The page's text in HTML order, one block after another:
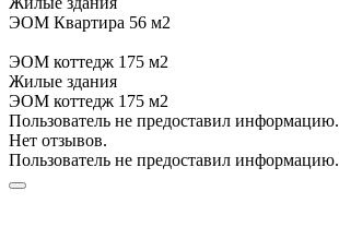
ЭОМ Квартира 56 м2
ЭОМ коттедж 175 м2
Жилые здания
ЭОМ коттедж 175 м2
Пользователь не предоставил информацию.
Нет отзывов.
Пользователь не предоставил информацию.